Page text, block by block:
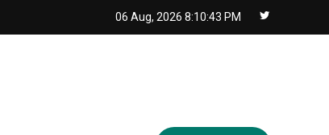
06 Aug, 2026 8:10:44 PM